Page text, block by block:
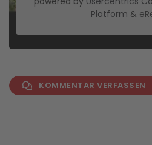
Platform &
KOMMENTAR VERFASSEN